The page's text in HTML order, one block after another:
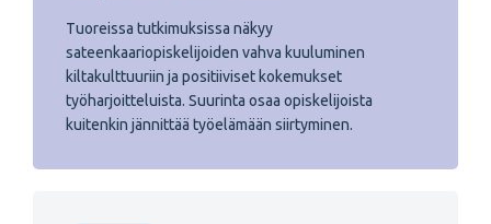
Tuoreissa tutkimuksissa näkyy
sateenkaariopiskelijoiden vahva kuuluminen
kiltakulttuuriin ja positiiviset kokemukset
työharjoitteluista. Suurinta osaa opiskelijoista
kuitenkin jännittää työelämään siirtyminen.